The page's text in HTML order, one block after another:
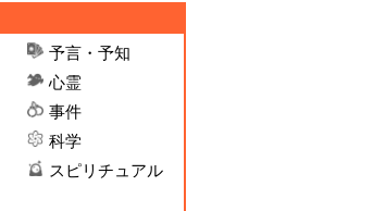
予言・予知
心霊
事件
科学
スピリチュアル